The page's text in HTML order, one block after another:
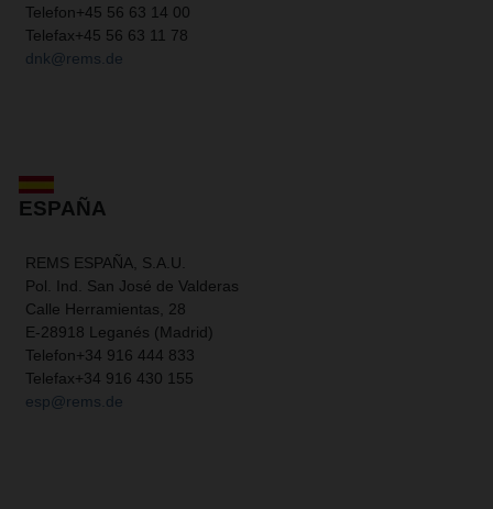
Telefon+45 56 63 14 00
Telefax+45 56 63 11 78
dnk@rems.de
ESPAÑA
REMS ESPAÑA, S.A.U.
Pol. Ind. San José de Valderas
Calle Herramientas, 28
E-28918 Leganés (Madrid)
Telefon+34 916 444 833
Telefax+34 916 430 155
esp@rems.de